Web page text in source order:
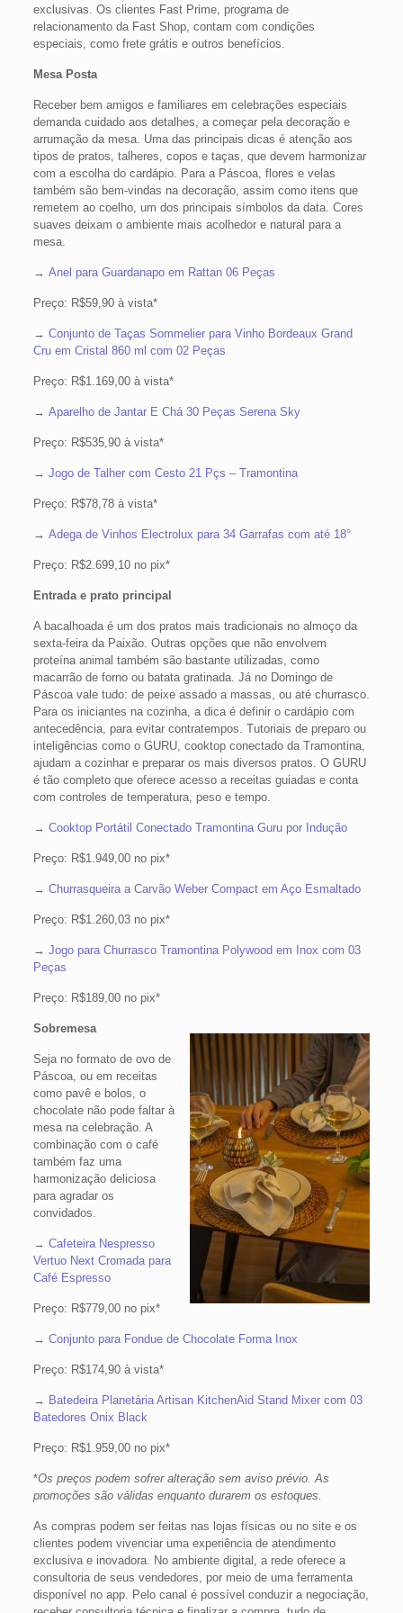
exclusivas. Os clientes Fast Prime, programa de
relacionamento da Fast Shop, contam com condições
especiais, como frete grátis e outros benefícios.
Mesa Posta
Receber bem amigos e familiares em celebrações especiais
demanda cuidado aos detalhes, a começar pela decoração e
arrumação da mesa. Uma das principais dicas é atenção aos
tipos de pratos, talheres, copos e taças, que devem harmonizar
com a escolha do cardápio. Para a Páscoa, flores e velas
também são bem-vindas na decoração, assim como itens que
remetem ao coelho, um dos principais símbolos da data. Cores
suaves deixam o ambiente mais acolhedor e natural para a
mesa.
→ Anel para Guardanapo em Rattan 06 Peças
Preço: R$59,90 à vista*
→ Conjunto de Taças Sommelier para Vinho Bordeaux Grand
Cru em Cristal 860 ml com 02 Peças
Preço: R$1.169,00 à vista*
→ Aparelho de Jantar E Chá 30 Peças Serena Sky
Preço: R$535,90 à vista*
→ Jogo de Talher com Cesto 21 Pçs – Tramontina
Preço: R$78,78 à vista*
→ Adega de Vinhos Electrolux para 34 Garrafas com até 18°
Preço: R$2.699,10 no pix*
Entrada e prato principal
A bacalhoada é um dos pratos mais tradicionais no almoço da
sexta-feira da Paixão. Outras opções que não envolvem
proteína animal também são bastante utilizadas, como
macarrão de forno ou batata gratinada. Já no Domingo de
Páscoa vale tudo: de peixe assado a massas, ou até churrasco.
Para os iniciantes na cozinha, a dica é definir o cardápio com
antecedência, para evitar contratempos. Tutoriais de preparo ou
inteligências como o GURU, cooktop conectado da Tramontina,
ajudam a cozinhar e preparar os mais diversos pratos. O GURU
é tão completo que oferece acesso a receitas guiadas e conta
com controles de temperatura, peso e tempo.
→ Cooktop Portátil Conectado Tramontina Guru por Indução
Preço: R$1.949,00 no pix*
→ Churrasqueira a Carvão Weber Compact em Aço Esmaltado
Preço: R$1.260,03 no pix*
→ Jogo para Churrasco Tramontina Polywood em Inox com 03
Peças
Preço: R$189,00 no pix*
Sobremesa
Seja no formato de ovo de
Páscoa, ou em receitas
como pavê e bolos, o
chocolate não pode faltar à
mesa na celebração. A
combinação com o café
também faz uma
harmonização deliciosa
para agradar os
convidados.
→ Cafeteira Nespresso
Vertuo Next Cromada para
Café Espresso
Preço: R$779,00 no pix*
→ Conjunto para Fondue de Chocolate Forma Inox
Preço: R$174,90 à vista*
→ Batedeira Planetária Artisan KitchenAid Stand Mixer com 03
Batedores Onix Black
Preço: R$1.959,00 no pix*
*Os preços podem sofrer alteração sem aviso prévio. As
promoções são válidas enquanto durarem os estoques.
As compras podem ser feitas nas lojas físicas ou no site e os
clientes podem vivenciar uma experiência de atendimento
exclusiva e inovadora. No ambiente digital, a rede oferece a
consultoria de seus vendedores, por meio de uma ferramenta
disponível no app. Pelo canal é possível conduzir a negociação,